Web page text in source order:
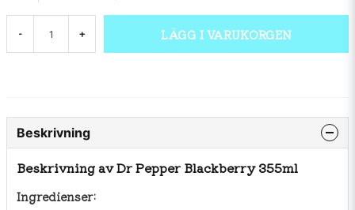
- + LÄGG I VARUKORGEN
Beskrivning
Beskrivning av Dr Pepper Blackberry 355ml
Ingredienser: